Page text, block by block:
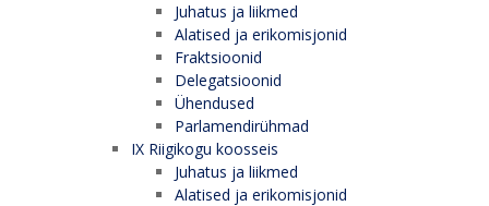
Juhatus ja liikmed
Alatised ja erikomisjonid
Fraktsioonid
Delegatsioonid
Ühendused
Parlamendirühmad
IX Riigikogu koosseis
Juhatus ja liikmed
Alatised ja erikomisjonid